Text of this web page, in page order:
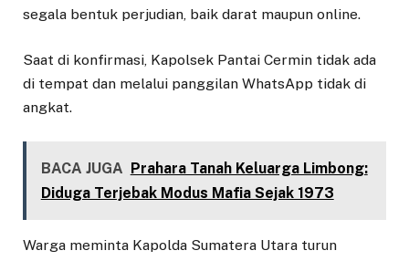
segala bentuk perjudian, baik darat maupun online.
Saat di konfirmasi, Kapolsek Pantai Cermin tidak ada
di tempat dan melalui panggilan WhatsApp tidak di
angkat.
BACA JUGA Prahara Tanah Keluarga Limbong:
Diduga Terjebak Modus Mafia Sejak 1973
Warga meminta Kapolda Sumatera Utara turun